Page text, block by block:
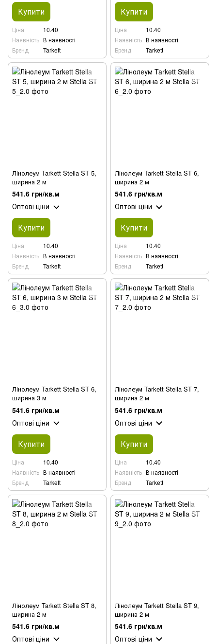
Купити
Ціна
10.40
Наявність В наявності
Бренд
Tarkett
Купити
Ціна
10.40
Наявність В наявності
Бренд
Tarkett
Лінолеум Tarkett Stella ST 5,
ширина 2 м
541.6 грн/кв.м
Оптові ціни
Купити
Ціна
10.40
Наявність В наявності
Бренд
Tarkett
Лінолеум Tarkett Stella ST 6,
ширина 2 м
541.6 грн/кв.м
Оптові ціни
Купити
Ціна
10.40
Наявність В наявності
Бренд
Tarkett
Лінолеум Tarkett Stella ST 6,
ширина 3 м
541.6 грн/кв.м
Оптові ціни
Купити
Ціна
10.40
Наявність В наявності
Бренд
Tarkett
Лінолеум Tarkett Stella ST 7,
ширина 2 м
541.6 грн/кв.м
Оптові ціни
Купити
Ціна
10.40
Наявність В наявності
Бренд
Tarkett
Лінолеум Tarkett Stella ST 8,
ширина 2 м
541.6 грн/кв.м
Оптові ціни
Лінолеум Tarkett Stella ST 9,
ширина 2 м
541.6 грн/кв.м
Оптові ціни